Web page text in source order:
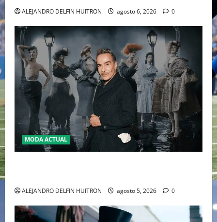
ALEJANDRO DELFIN HUITRON agosto 6, 2026 0
MODA ACTUAL
ALEJANDRO DELFIN HUITRON agosto 5, 2026 0